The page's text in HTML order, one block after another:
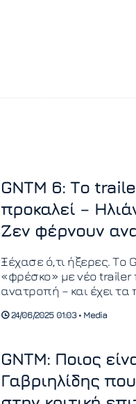
GNTM 6: Το
προκαλεί –
Ζεν φέρνουν
Ξέχασε ό,τι ήξερες. Το
«φρέσκο» με νέο trailer
ανατροπή – και έχει
24/06/2025 01:03 • Media
GNTM: Ποιος
Γαβριηλίδης